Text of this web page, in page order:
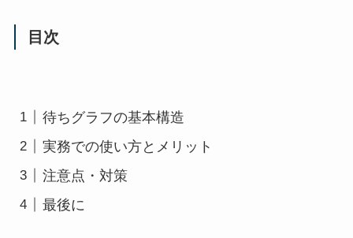
目次
待ちグラフの基本構造
実務での使い方とメリット
注意点・対策
最後に